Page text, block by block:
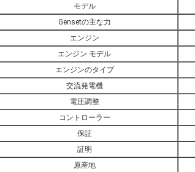
モデル
Gensetの主な力
エンジン
エンジン モデル
エンジンのタイプ
交流発電機
電圧調整
コントローラー
保証
証明
原産地